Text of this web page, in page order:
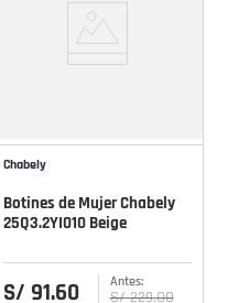
Chabely
Botines de Mujer Chabely
25Q3.2YI010 Beige
S/ 91.60 S/ 229.00